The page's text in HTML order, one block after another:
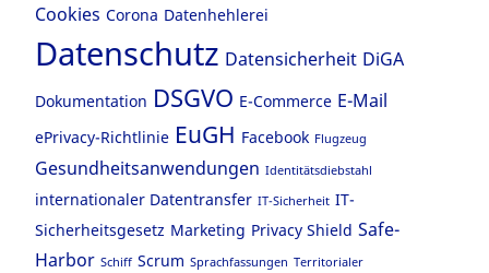
Cookies Corona Datenhehlerei
Datenschutz Datensicherheit DiGA
Dokumentation DSGVO E-Commerce E-Mail
ePrivacy-Richtlinie EuGH Facebook Flugzeug
Gesundheitsanwendungen Identitätsdiebstahl
internationaler Datentransfer IT-Sicherheit IT-
Sicherheitsgesetz Marketing Privacy Shield Safe-
Harbor Schiff Scrum Sprachfassungen Territorialer